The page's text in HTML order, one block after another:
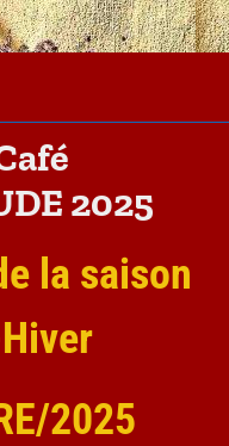
2025
la saison
2025